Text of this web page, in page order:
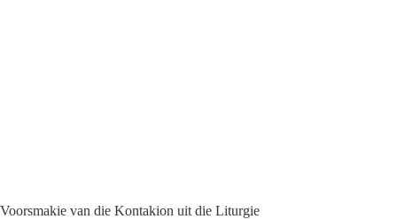
Voorsmakie van die Kontakion uit die Liturgie